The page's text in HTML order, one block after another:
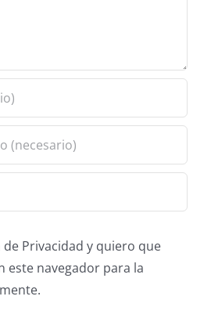
Privacidad y quiero que
este navegador para la